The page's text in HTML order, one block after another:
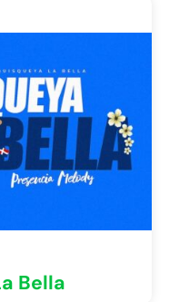
Bella